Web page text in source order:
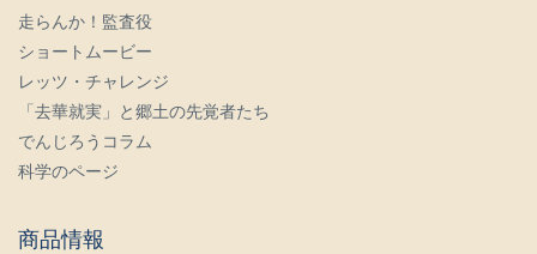
走らんか！監査役
ショートムービー
レッツ・チャレンジ
「去華就実」と郷土の先覚者たち
でんじろうコラム
科学のページ
商品情報